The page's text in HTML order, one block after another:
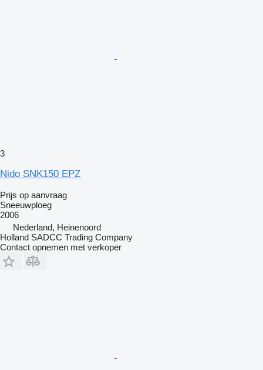
3
Nido SNK150 EPZ
Prijs op aanvraag
Sneeuwploeg
2006
Nederland, Heinenoord
Holland SADCC Trading Company
Contact opnemen met verkoper